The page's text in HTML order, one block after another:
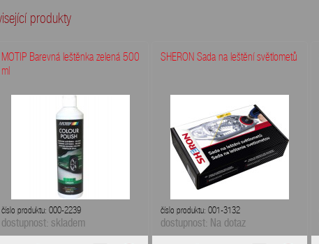
produkty
MOTIP Barevná leštěnka zelená 500
ml
číslo produktu: 000-2239
dostupnost: skladem
SHERON Sada na leštění světlometů
číslo produktu: 001-3132
dostupnost: Na dotaz